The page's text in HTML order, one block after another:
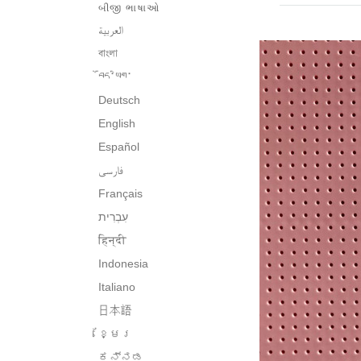
બીજી ભાષાઓ
العربية
বাংলা
བོད་ཡིག་
Deutsch
English
Español
فارسی
Français
हिन्दी
Indonesia
Italiano
日本語
ខ្មែរ
ಕನ್ನಡ